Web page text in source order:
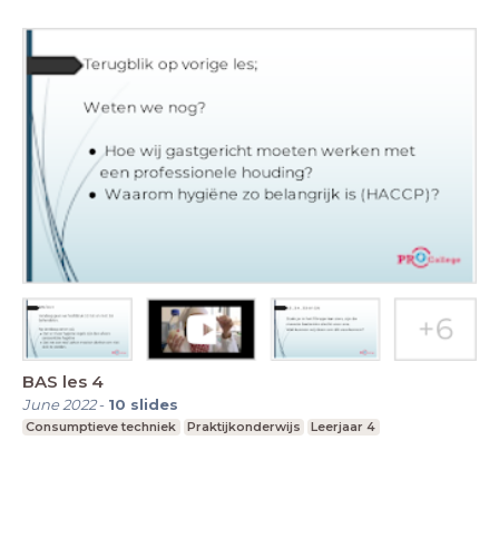
BAS les 4
June 2022- 10 slides
Consumptieve techniek Praktijkonderwijs Leerjaar 4